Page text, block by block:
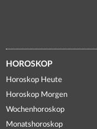
HOROSKOP
Horoskop Heute
Horoskop Morgen
Wochenhoroskop
Monatshoroskop